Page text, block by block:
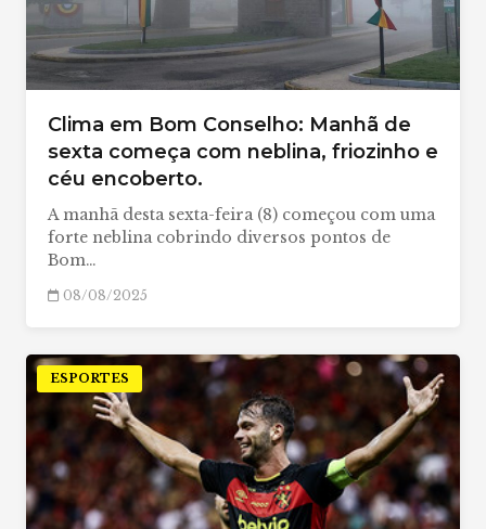
Clima em Bom Conselho: Manhã de
sexta começa com neblina, friozinho e
céu encoberto.
A manhã desta sexta-feira (8) começou com uma
forte neblina cobrindo diversos pontos de
Bom…
08/08/2025
ESPORTES